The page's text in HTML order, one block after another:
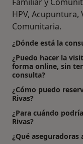
Familiar y
HPV, Acupuntura,
Comunitaria.
¿Dónde está la
¿Puedo hacer la
forma online, sin
consulta?
¿Cómo puedo
Rivas?
¿Para cuándo
Rivas?
¿Qué aseguradoras